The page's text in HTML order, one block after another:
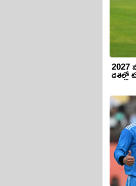
2027
దశల్లో